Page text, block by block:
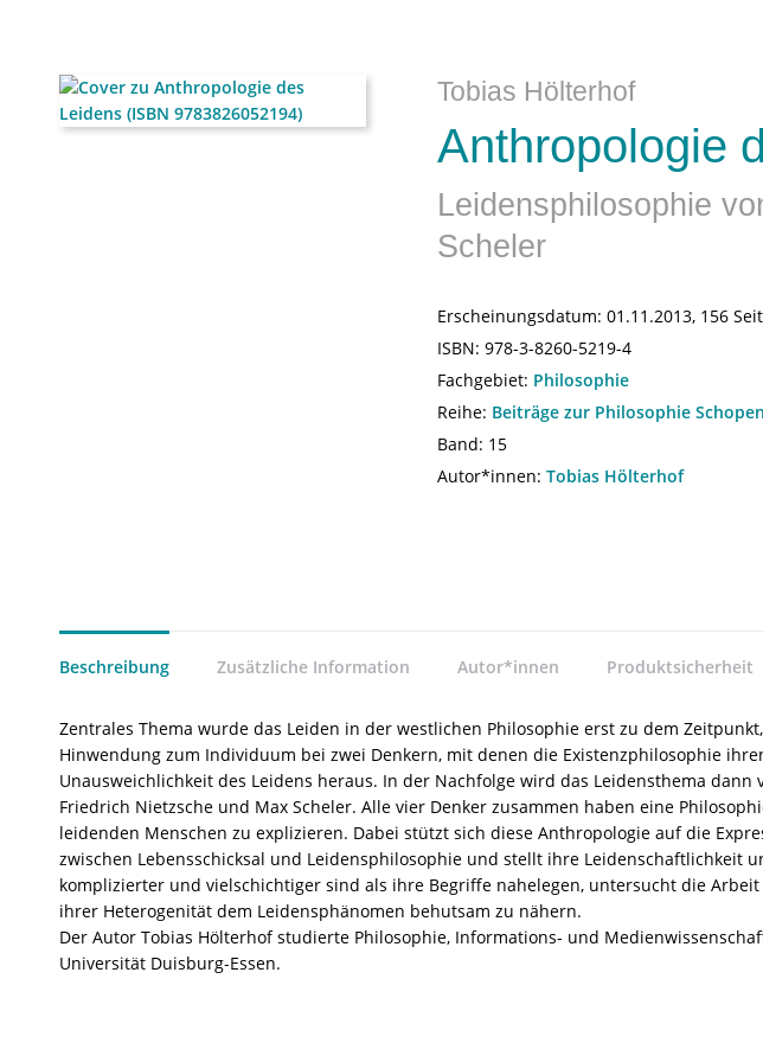
Tobias Hölterhof
Anthropologie
Leidensphilosophie
Scheler
Erscheinungsdatum: 01.11.2013, 156
ISBN: 978-3-8260-5219-4
Fachgebiet: Philosophie
Reihe: Beiträge zur Philosophie
Band: 15
Autor*innen: Tobias Hölterhof
Beschreibung Zusätzliche Information Autor*innen Produktsicherheit
Zentrales Thema wurde das Leiden in der westlichen Philosophie erst zu dem
Hinwendung zum Individuum bei zwei Denkern, mit denen die Existenzphilosophie
Unausweichlichkeit des Leidens heraus. In der Nachfolge wird das Leidensthema
Friedrich Nietzsche und Max Scheler. Alle vier Denker zusammen haben eine
leidenden Menschen zu explizieren. Dabei stützt sich diese Anthropologie auf die
zwischen Lebensschicksal und Leidensphilosophie und stellt ihre Leidenschaftlichkeit
komplizierter und vielschichtiger sind als ihre Begriffe nahelegen, untersucht die
ihrer Heterogenität dem Leidensphänomen behutsam zu nähern.
Der Autor Tobias Hölterhof studierte Philosophie, Informations- und
Universität Duisburg-Essen.